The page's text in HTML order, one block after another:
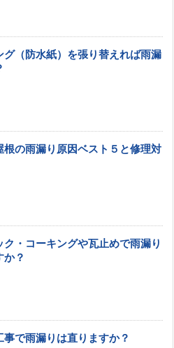
グ（防水紙）を張り替えれば雨漏
根の雨漏り原因ベスト５と修理対
ク・コーキングや瓦止めで雨漏り
か？
事で雨漏りは直りますか？